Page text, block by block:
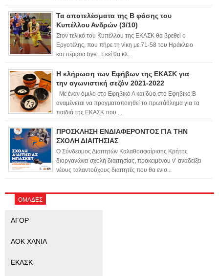
Τα αποτελέσματα της Β φάσης του
Κυπέλλου Ανδρών (3/10)
Στον τελικό του Κυπέλλου της ΕΚΑΣΚ θα βρεθεί ο
Εργοτέλης, που πήρε τη νίκη με 71-58 του Ηράκλειο
και πέρασα bye . Εκεί θα κλ...
Η κλήρωση των Εφήβων της ΕΚΑΣΚ για
την αγωνιστική σεζόν 2021-2022
Με έναν όμιλο στο Εφηβικό Α και δύο στο Εφηβικό Β
αναμένεται να πραγματοποιηθεί το πρωτάθλημα για τα
παιδιά της ΕΚΑΣΚ που ...
ΠΡΟΣΚΛΗΣΗ ΕΝΔΙΑΦΕΡΟΝΤΟΣ ΓΙΑ ΤΗΝ
ΣΧΟΛΗ ΔΙΑΙΤΗΣΙΑΣ
Ο Σύνδεσμος Διαιτητών Καλαθοσφαίρισης Κρήτης
διοργανώνει σχολή διαιτησίας, προκειμένου ν’ αναδείξει
νέους ταλαντούχους διαιτητές που θα ενισ...
ΟΜΑΔΕΣ
ΑΓΟΡ
ΑΟΚ ΧΑΝΙΑ
ΕΚΑΣΚ